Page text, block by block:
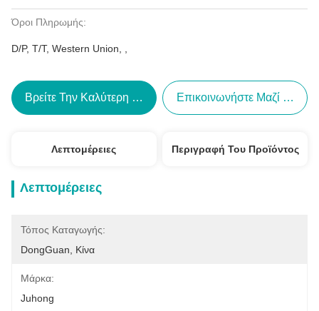
Όροι Πληρωμής:
D/P, T/T, Western Union, ,
Βρείτε Την Καλύτερη Τιμή Επικοινωνήστε Μαζί Μας
Λεπτομέρειες Περιγραφή Του Προϊόντος
Λεπτομέρειες
Τόπος Καταγωγής:
DongGuan, Κίνα
Μάρκα:
Juhong